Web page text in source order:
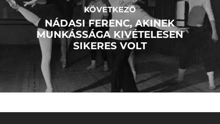
KÖVETKEZŐ
NÁDASI FERENC, AKINEK
MUNKÁSSÁGA KIVÉTELESEN
SIKERES VOLT